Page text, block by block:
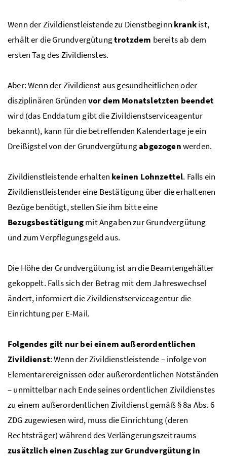
Wenn der Zivildienstleistende zu Dienstbeginn krankist,
erhält er die Grundvergütungtrotzdem bereits ab dem
ersten Tag des Zivildienstes.
Aber: Wenn der Zivildienst aus gesundheitlichen oder
disziplinären Gründenvor dem Monatsletzten beendet
wird (das Enddatum gibt die Zivildienstserviceagentur
bekannt), kann für die betreffenden Kalendertage je ein
Dreißigstel von der Grundvergütungabgezogenwerden.
Zivildienstleistende erhalten keinen Lohnzettel. Falls ein
Zivildienstleistender eine Bestätigung über die erhaltenen
Bezüge benötigt, stellen Sie ihm bitte eine
Bezugsbestätigungmit Angaben zur Grundvergütung
und zum Verpflegungsgeld aus.
Die Höhe der Grundvergütung ist an die Beamtengehälter
gekoppelt. Falls sich der Betrag mit dem Jahreswechsel
ändert, informiert die Zivildienstserviceagentur die
Einrichtung per E-Mail.
Folgendes gilt nur bei einem außerordentlichen
Zivildienst: Wenn der Zivildienstleistende – infolge von
Elementarereignissen oder außerordentlichen Notständen
– unmittelbar nach Ende seines ordentlichen Zivildienstes
zu einem außerordentlichen Zivildienst gemäß § 8a Abs. 6
ZDGzugewiesen wird, muss die Einrichtung (deren
Rechtsträger) während des Verlängerungszeitraums
zusätzlich einenZuschlag zur Grundvergütungin